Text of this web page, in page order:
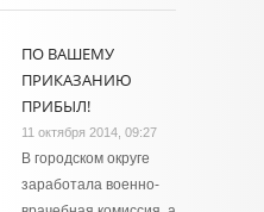
ПО ВАШЕМУ
ПРИКАЗАНИЮ
ПРИБЫЛ!
11 октября 2014, 09:27
В городском округе
заработала военно-